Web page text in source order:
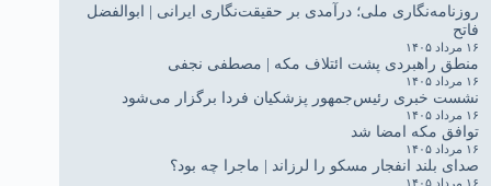
روزنامه‌نگاری ملی؛ درآمدی بر حقیقت‌نگاری ایرانی | ابوالفضل
فاتح
۱۶ مرداد ۱۴۰۵
منطق راهبردی پشت ائتلاف مکه | مصطفی نجفی
۱۶ مرداد ۱۴۰۵
نشست خبری رئیس‌جمهور پزشکیان فردا برگزار می‌شود
۱۶ مرداد ۱۴۰۵
توافق مکه امضا شد
۱۶ مرداد ۱۴۰۵
صدای بلند انفجار مسکو را لرزاند | ماجرا چه بود؟
۱۶ مرداد ۱۴۰۵